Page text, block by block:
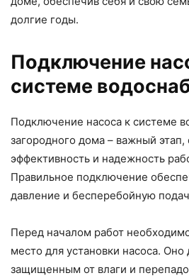
долгие годы.
Подключение
системе
Подключение насоса к системе
загородного дома – важный этап,
эффективность и надежность
Правильное подключение
давление и бесперебойную
Перед началом работ
место для установки насоса.
защищенным от влаги и